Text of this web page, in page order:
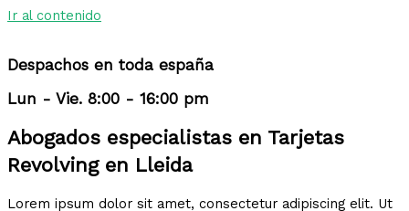
Ir al contenido
Despachos en toda españa
Lun - Vie. 8:00 - 16:00 pm
Abogados especialistas en Tarjetas
Revolving en Lleida
Lorem ipsum dolor sit amet, consectetur adipiscing elit. Ut